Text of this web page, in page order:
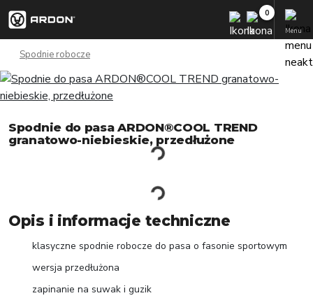
Menu
Spodnie robocze
Spodnie do pasa ARDON®COOL TREND
granatowo-niebieskie, przedłużone
Opis i informacje techniczne
klasyczne spodnie robocze do pasa o fasonie sportowym
wersja przedłużona
zapinanie na suwak i guzik